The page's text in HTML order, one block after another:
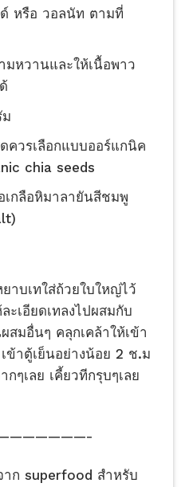
หรือ วอลนัท ตามที่
มหวานและให้เนื้อพาว
ควรเลือกแบบออร์แกนิค
chia seeds
เกลือหิมาลายันสีชมพู
าบเทใส่ถ้วยใบใหญ่ไว้
เอียดเทลงไปผสมกับ
มอื่นๆ คลุกเคล้า​ให้เข้า
ข้าตู้เย็นอย่างน้อย 2 ช.ม​
ๆเลย เคี้ยวทีกรุบๆเลย
ก superfood สำหรับ